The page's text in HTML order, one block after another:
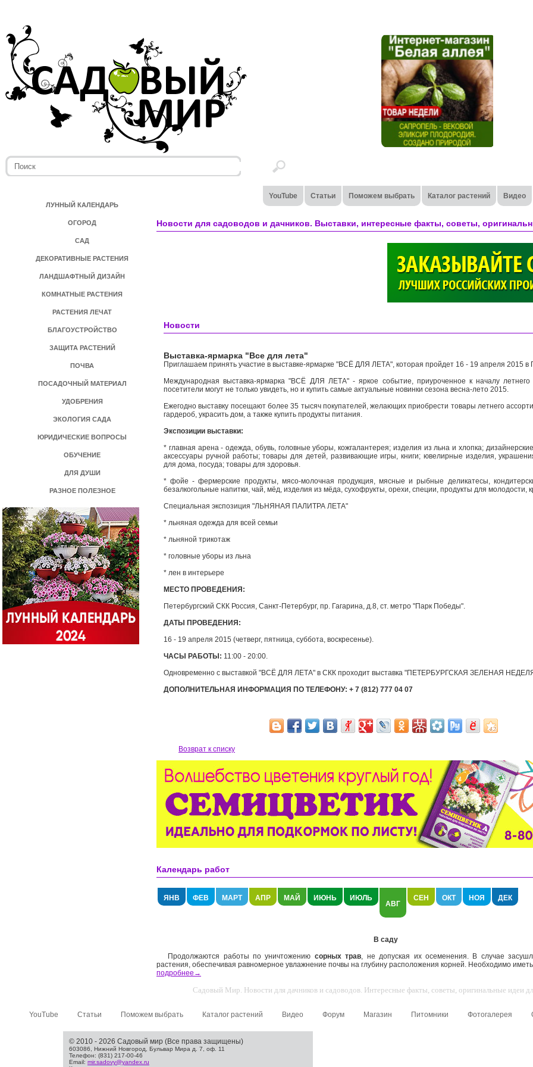
ЛУННЫЙ КАЛЕНДАРЬ
ОГОРОД
САД
ДЕКОРАТИВНЫЕ РАСТЕНИЯ
ЛАНДШАФТНЫЙ ДИЗАЙН
КОМНАТНЫЕ РАСТЕНИЯ
РАСТЕНИЯ ЛЕЧАТ
БЛАГОУСТРОЙСТВО
ЗАЩИТА РАСТЕНИЙ
ПОЧВА
ПОСАДОЧНЫЙ МАТЕРИАЛ
УДОБРЕНИЯ
ЭКОЛОГИЯ САДА
ЮРИДИЧЕСКИЕ ВОПРОСЫ
ОБУЧЕНИЕ
ДЛЯ ДУШИ
РАЗНОЕ ПОЛЕЗНОЕ
YouTube Статьи Поможем выбрать Каталог растений Видео
Новости для садоводов и дачников. Выставки, интересные факты, советы,
Новости
Выставка-ярмарка "Все для лета"
Приглашаем принять участие в выставке-ярмарке "ВСЁ ДЛЯ ЛЕТА", которая пройдет 16 - 19 апреля 2015 в
Международная выставка-ярмарка "ВСЁ ДЛЯ ЛЕТА" - яркое событие, приуроченное к началу летнего
посетители могут не только увидеть, но и купить самые актуальные новинки сезона весна-лето 2015.
Ежегодно выставку посещают более 35 тысяч покупателей, желающих приобрести товары летнего
гардероб, украсить дом, а также купить продукты питания.
Экспозиции выставки:
* главная арена - одежда, обувь, головные уборы, кожгалантерея; изделия из льна и хлопка;
аксессуары ручной работы; товары для детей, развивающие игры, книги; ювелирные изделия,
для дома, посуда; товары для здоровья.
* фойе - фермерские продукты, мясо-молочная продукция, мясные и рыбные деликатесы,
безалкогольные напитки, чай, мёд, изделия из мёда, сухофрукты, орехи, специи, продукты для молодости,
Специальная экспозиция "ЛЬНЯНАЯ ПАЛИТРА ЛЕТА"
* льняная одежда для всей семьи
* льняной трикотаж
* головные уборы из льна
* лен в интерьере
МЕСТО ПРОВЕДЕНИЯ:
Петербургский СКК Россия, Санкт-Петербург, пр. Гагарина, д.8, ст. метро "Парк Победы".
ДАТЫ ПРОВЕДЕНИЯ:
16 - 19 апреля 2015 (четверг, пятница, суббота, воскресенье).
ЧАСЫ РАБОТЫ: 11:00 - 20:00.
Одновременно с выставкой "ВСЁ ДЛЯ ЛЕТА" в СКК проходит выставка "ПЕТЕРБУРГСКАЯ ЗЕЛЕНАЯ
ДОПОЛНИТЕЛЬНАЯ ИНФОРМАЦИЯ ПО ТЕЛЕФОНУ: + 7 (812) 777 04 07
Возврат к списку
Календарь работ
ЯНВ ФЕВ МАРТ АПР МАЙ ИЮНЬ ИЮЛЬ
АВГ
СЕН ОКТ НОЯ ДЕК
В саду
Продолжаются работы по уничтожению сорных трав, не допуская их осеменения. В случае
растения, обеспечивая равномерное увлажнение почвы на глубину расположения корней. Необходимо иметь
подробнее→
Садовый Мир. Новости для дачников и садоводов. Интересные факты, советы, оригинальные идеи
YouTube Статьи Поможем выбрать Каталог растений Видео Форум Магазин Питомники Фотогалерея
© 2010 - 2026 Садовый мир (Все права защищены)
603086, Нижний Новгород, Бульвар Мира д. 7, оф. 11
Телефон: (831) 217-00-46
Email: mir.sadovy@yandex.ru